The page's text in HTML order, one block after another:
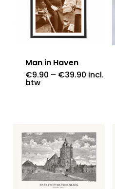
Man in Haven
€9.90 – €39.90 incl.
btw